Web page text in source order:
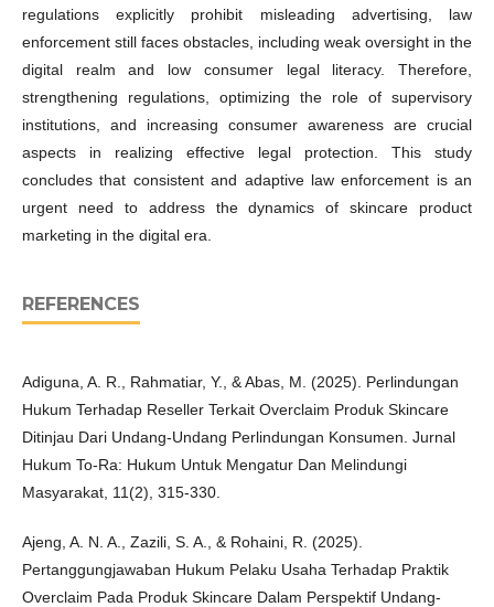
regulations explicitly prohibit misleading advertising, law
enforcement still faces obstacles, including weak oversight in the
digital realm and low consumer legal literacy. Therefore,
strengthening regulations, optimizing the role of supervisory
institutions, and increasing consumer awareness are crucial
aspects in realizing effective legal protection. This study
concludes that consistent and adaptive law enforcement is an
urgent need to address the dynamics of skincare product
marketing in the digital era.
REFERENCES
Adiguna, A. R., Rahmatiar, Y., & Abas, M. (2025). Perlindungan
Hukum Terhadap Reseller Terkait Overclaim Produk Skincare
Ditinjau Dari Undang-Undang Perlindungan Konsumen. Jurnal
Hukum To-Ra: Hukum Untuk Mengatur Dan Melindungi
Masyarakat, 11(2), 315-330.
Ajeng, A. N. A., Zazili, S. A., & Rohaini, R. (2025).
Pertanggungjawaban Hukum Pelaku Usaha Terhadap Praktik
Overclaim Pada Produk Skincare Dalam Perspektif Undang-